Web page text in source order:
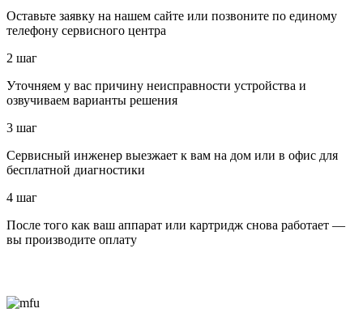
Оставьте заявку на нашем сайте или позвоните по единому
телефону сервисного центра
2 шаг
Уточняем у вас причину неисправности устройства и
озвучиваем варианты решения
3 шаг
Сервисный инженер выезжает к вам на дом или в офис для
бесплатной диагностики
4 шаг
После того как ваш аппарат или картридж снова работает —
вы производите оплату